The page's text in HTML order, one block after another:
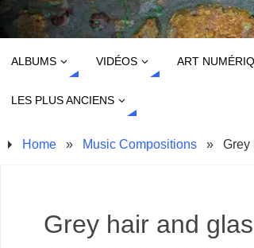
ALBUMS VIDÉOS ART
LES PLUS ANCIENS
Home » Music Compositions » Grey
Grey hair and